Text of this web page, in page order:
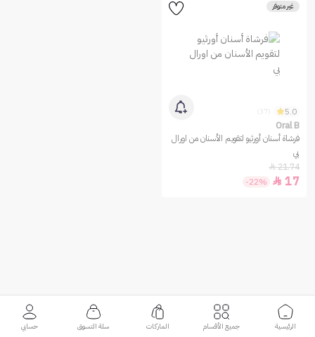
غير متوفر
5.0
Oral B
فرشاة أسنان أورثيو لتقويم الأسنان من اورال
بي
21.74

17

-22%
الرئيسية جميع الأقسام الماركات سلة التسوق حسابي